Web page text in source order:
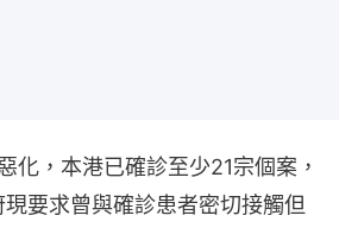
化，本港已確診至少21宗個案，
要求曾與確診患者密切接觸但